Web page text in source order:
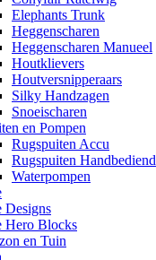
Elephants Trunk
Heggenscharen
Heggenscharen Manueel
Houtklievers
Houtversnipperaars
Silky Handzagen
Snoeischaren
en Pompen
Rugspuiten Accu
Rugspuiten Handbediend
Waterpompen
Designs
Hero Blocks
en Tuin